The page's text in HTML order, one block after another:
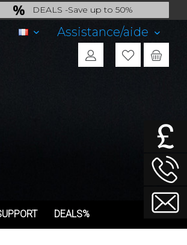
DEALS -Save up to 50%
last Chance: ... if gone then gone
FR Assistance/aide
DEALS%